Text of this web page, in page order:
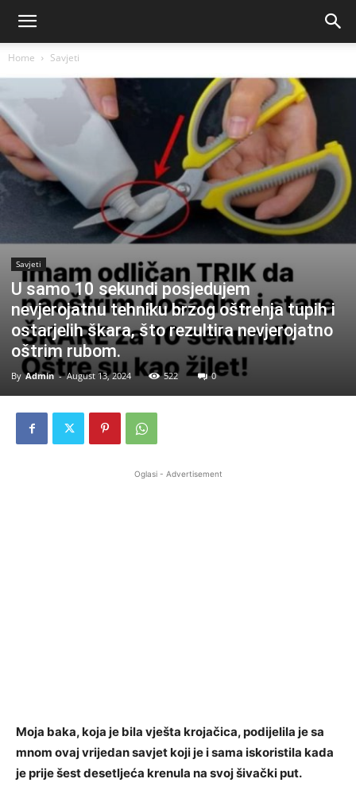
Home Savjeti
Savjeti
U samo 10 sekundi posjedujem
nevjerojatnu tehniku ​​brzog oštrenja tupih i
ostarjelih škara, što rezultira nevjerojatno
oštrim rubom.
By Admin - August 13, 2024 522 0
Oglasi - Advertisement
Moja baka, koja je bila vješta krojačica, podijelila je sa
mnom ovaj vrijedan savjet koji je i sama iskoristila kada
je prije šest desetljeća krenula na svoj šivački put.